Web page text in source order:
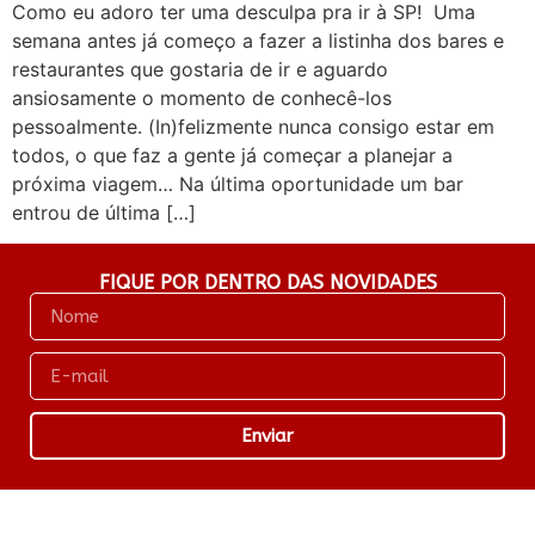
Como eu adoro ter uma desculpa pra ir à SP! Uma
semana antes já começo a fazer a listinha dos bares e
restaurantes que gostaria de ir e aguardo
ansiosamente o momento de conhecê-los
pessoalmente. (In)felizmente nunca consigo estar em
todos, o que faz a gente já começar a planejar a
próxima viagem… Na última oportunidade um bar
entrou de última […]
FIQUE POR DENTRO DAS NOVIDADES
Enviar